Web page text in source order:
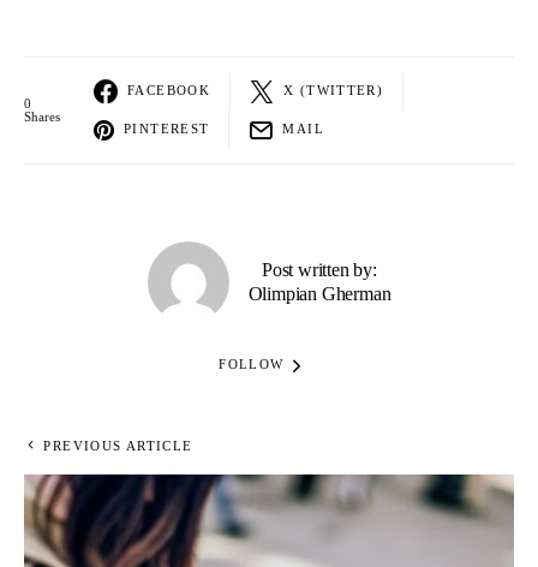
0
Shares
FACEBOOK X (TWITTER)
PINTEREST MAIL
Post written by:
Olimpian Gherman
FOLLOW
PREVIOUS ARTICLE